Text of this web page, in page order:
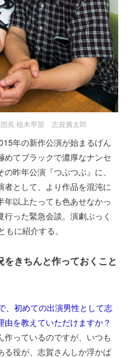
長:植木早苗 志賀廣太郎
年の新作公演が始まるげん
めてブラックで濃厚なナンセ
昨年公演『つぶつぶ』に、
として、より作品を混沌に
以上たっても色あせなかっ
った緊急会談。演劇ぶっく
に紹介する。
きちんと作っておくこと
初めての出演男性として志
を教えていただけますか？
っているのですが、いつも
る役が、志賀さんしか浮かば